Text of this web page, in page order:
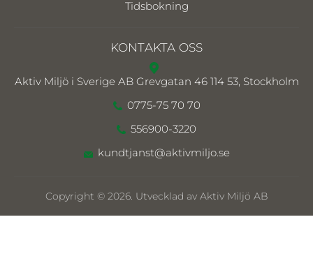
Tidsbokning
KONTAKTA OSS
Aktiv Miljö i Sverige AB Grevgatan 46 114 53, Stockholm
0775-75 70 70
556900-3220
kundtjanst@aktivmiljo.se
Copyright © 2026. Utvecklad av Aktiv Miljö AB